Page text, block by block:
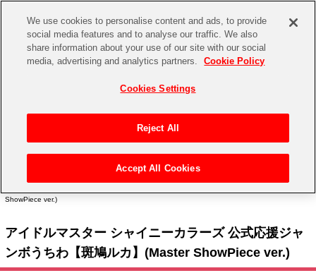
CHANNEL STORE EVENT
ASOBI STORE TOP
ゲーム 電子書籍
CD / Blu-ray
アイドルマスターシリーズ
アイドルマスター
アイドルマスター SideM
イベントグッズ
トイ・ホビー
アイドルマスター シリーズ>アイドルマスター シャイニーカラー
ShowPiece ver.)
アイドルマスター シャイニーカラーズ 公式応援ジャ
ンボうちわ【斑鳩ルカ】(Master ShowPiece ver.)
We use cookies to personalise content and ads, to provide
social media features and to analyse our traffic. We also
share information about your use of our site with our social
media, advertising and analytics partners.
Cookie Policy
Cookies Settings
Reject All
Accept All Cookies